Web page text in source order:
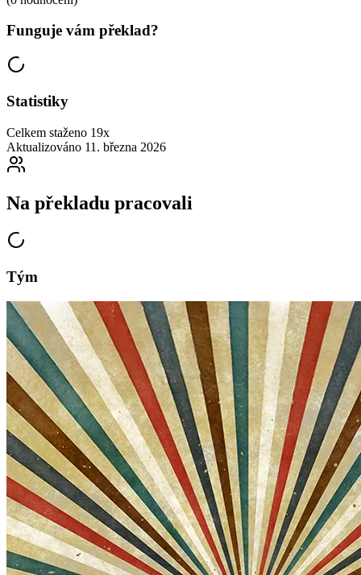
Funguje vám překlad?
Statistiky
Celkem staženo 19x
Aktualizováno 11. března 2026
Na překladu pracovali
Tým